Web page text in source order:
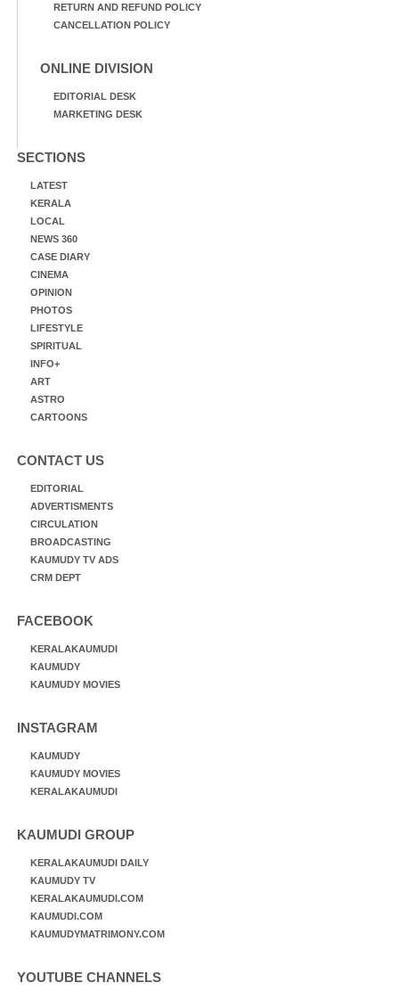
RETURN AND REFUND POLICY
CANCELLATION POLICY
ONLINE DIVISION
EDITORIAL DESK
MARKETING DESK
SECTIONS
LATEST
KERALA
LOCAL
NEWS 360
CASE DIARY
CINEMA
OPINION
PHOTOS
LIFESTYLE
SPIRITUAL
INFO+
ART
ASTRO
CARTOONS
CONTACT US
EDITORIAL
ADVERTISMENTS
CIRCULATION
BROADCASTING
KAUMUDY TV ADS
CRM DEPT
FACEBOOK
KERALAKAUMUDI
KAUMUDY
KAUMUDY MOVIES
INSTAGRAM
KAUMUDY
KAUMUDY MOVIES
KERALAKAUMUDI
KAUMUDI GROUP
KERALAKAUMUDI DAILY
KAUMUDY TV
KERALAKAUMUDI.COM
KAUMUDI.COM
KAUMUDYMATRIMONY.COM
YOUTUBE CHANNELS